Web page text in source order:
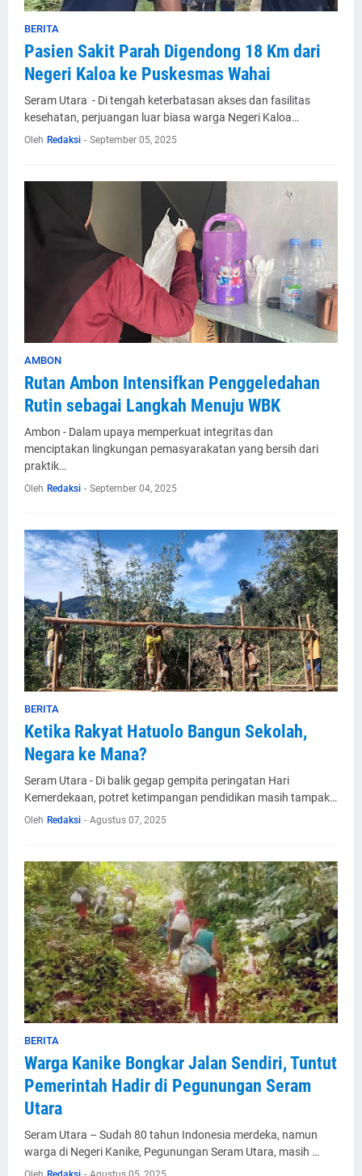
BERITA
Pasien Sakit Parah Digendong 18 Km dari
Negeri Kaloa ke Puskesmas Wahai
Seram Utara - Di tengah keterbatasan akses dan fasilitas
kesehatan, perjuangan luar biasa warga Negeri Kaloa…
Oleh Redaksi - September 05, 2025
AMBON
Rutan Ambon Intensifkan Penggeledahan
Rutin sebagai Langkah Menuju WBK
Ambon - Dalam upaya memperkuat integritas dan
menciptakan lingkungan pemasyarakatan yang bersih dari
praktik…
Oleh Redaksi - September 04, 2025
BERITA
Ketika Rakyat Hatuolo Bangun Sekolah,
Negara ke Mana?
Seram Utara - Di balik gegap gempita peringatan Hari
Kemerdekaan, potret ketimpangan pendidikan masih tampak…
Oleh Redaksi - Agustus 07, 2025
BERITA
Warga Kanike Bongkar Jalan Sendiri, Tuntut
Pemerintah Hadir di Pegunungan Seram
Utara
Seram Utara – Sudah 80 tahun Indonesia merdeka, namun
warga di Negeri Kanike, Pegunungan Seram Utara, masih …